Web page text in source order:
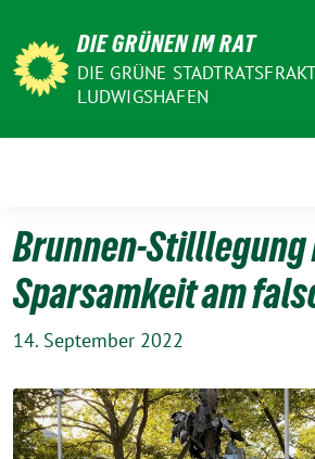
zum
Inhalt
DIE GRÜNEN IM RAT
DIE GRÜNE
LUDWIGSHAFEN
Brunnen-
Sparsamkeit am
14. September 2022